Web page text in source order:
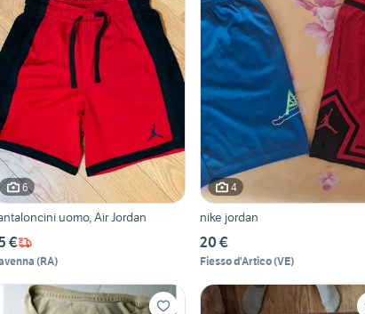
6
uomo, Air Jordan
€
(RA)
4
nike jordan
20 €
Fiesso d'Artico(VE)